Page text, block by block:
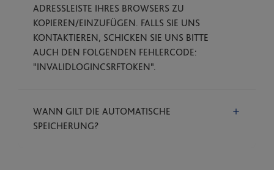
ADRESSLEISTE IHRES BROWSERS ZU
KOPIEREN/EINZUFÜGEN. FALLS SIE UNS
KONTAKTIEREN, SCHICKEN SIE UNS BITTE
AUCH DEN FOLGENDEN FEHLERCODE:
"INVALIDLOGINCSRFTOKEN".
WANN GILT DIE AUTOMATISCHE
SPEICHERUNG?